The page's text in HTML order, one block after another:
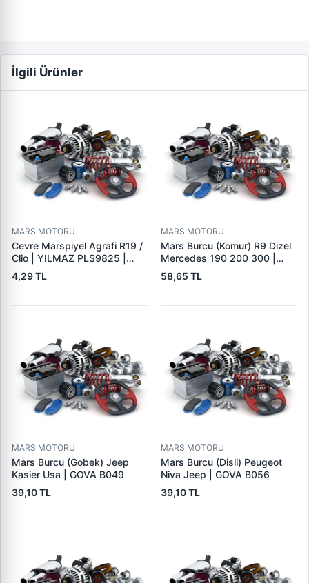
İlgili Ürünler
MARS MOTORU
Cevre Marspiyel Agrafi R19 /
Clio | YILMAZ PLS9825 |
OEM 7703077256
4,29 TL
MARS MOTORU
Mars Burcu (Komur) R9 Dizel
Mercedes 190 200 300 |
GOVA B047
58,65 TL
MARS MOTORU
Mars Burcu (Gobek) Jeep
Kasier Usa | GOVA B049
39,10 TL
MARS MOTORU
Mars Burcu (Disli) Peugeot
Niva Jeep | GOVA B056
39,10 TL